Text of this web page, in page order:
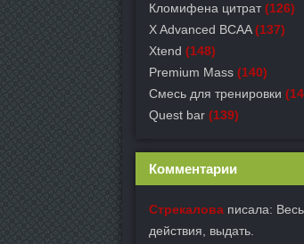
Кломифена цитрат (126)
X Advanced BCAA (137)
Xtend (148)
Premium Mass (140)
Смесь для тренировки
Quest bar (139)
Комментарии
Стрекалова писала:
действия, выдать.